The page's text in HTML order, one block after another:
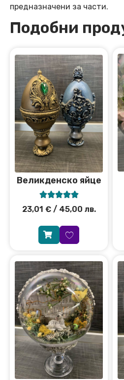
предназначени за части.
Подобни
Великденско яйце

23,01 €/ 45,00 лв.